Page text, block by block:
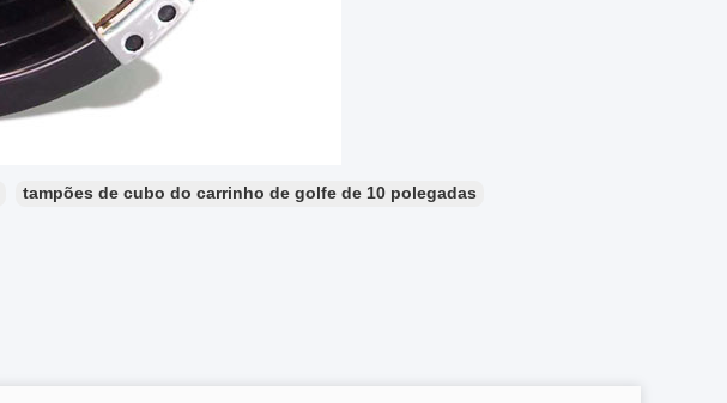
tampões de cubo do carrinho de golfe de 10 polegadas